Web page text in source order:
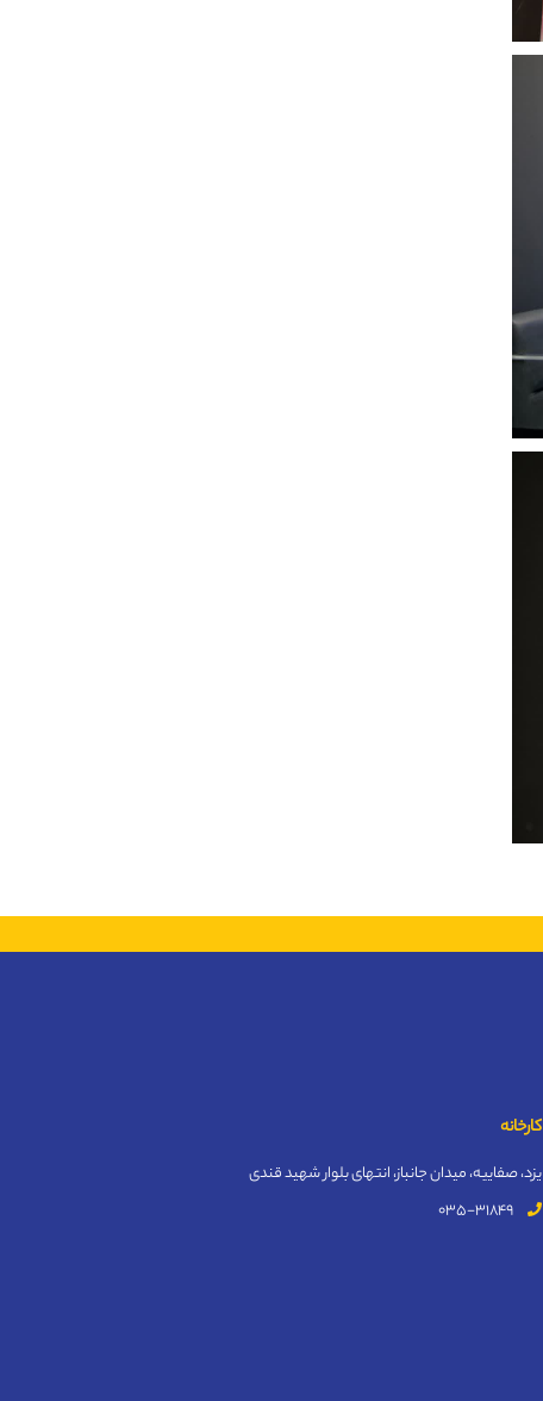
کارخانه
یزد، صفاییه، میدان جانباز، انتهای بلوار شهید قندی